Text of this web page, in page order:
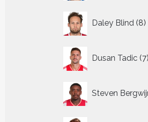
Daley Blind 8
Dusan Tadic 7
Steven